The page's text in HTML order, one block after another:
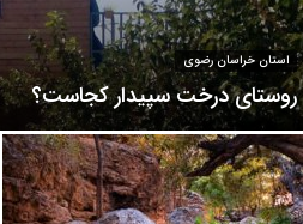
استان خراسان رضوی
روستای درخت سپیدار کجاست؟